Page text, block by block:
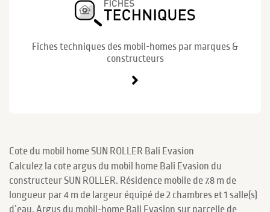
Fiches techniques des mobil-homes par marques &
constructeurs
Cote du mobil home SUN ROLLER Bali Evasion
Calculez la cote argus du mobil home Bali Evasion du
constructeur SUN ROLLER. Résidence mobile de 7.8 m de
longueur par 4 m de largeur équipé de 2 chambres et 1 salle(s)
d’eau. Argus du mobil-home Bali Evasion sur parcelle de